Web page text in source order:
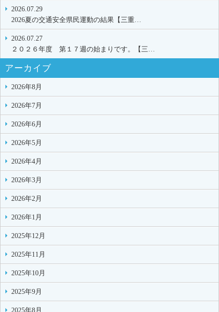
2026.07.29
2026夏の交通安全県民運動の結果【三重…
2026.07.27
２０２６年度 第１７週の始まりです。【三…
アーカイブ
2026年8月
2026年7月
2026年6月
2026年5月
2026年4月
2026年3月
2026年2月
2026年1月
2025年12月
2025年11月
2025年10月
2025年9月
2025年8月